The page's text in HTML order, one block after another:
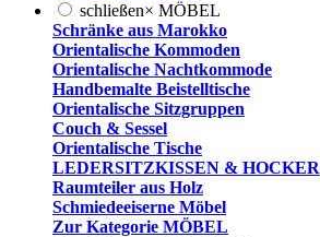
schließen× MÖBEL
Schränke aus Marokko
Orientalische Kommoden
Orientalische Nachtkommode
Handbemalte Beistelltische
Orientalische Sitzgruppen
Couch & Sessel
Orientalische Tische
LEDERSITZKISSEN & HOCKER
Raumteiler aus Holz
Schmiedeeiserne Möbel
Zur Kategorie MÖBEL